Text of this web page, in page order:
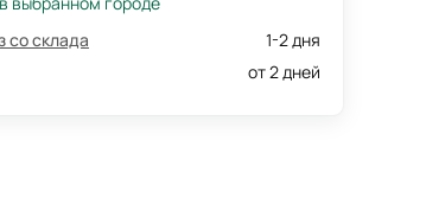
со склада
1-2 дня
от 2 дней